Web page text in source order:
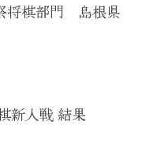
将棋部門 島根県
新人戦 結果